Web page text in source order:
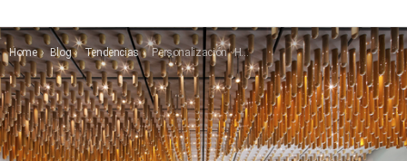
You are here:
Home Blog Tendencias Personalización · Hostelería bonita · EXPERIENCIAS: 3 conceptos para definir los hoteles del futuro